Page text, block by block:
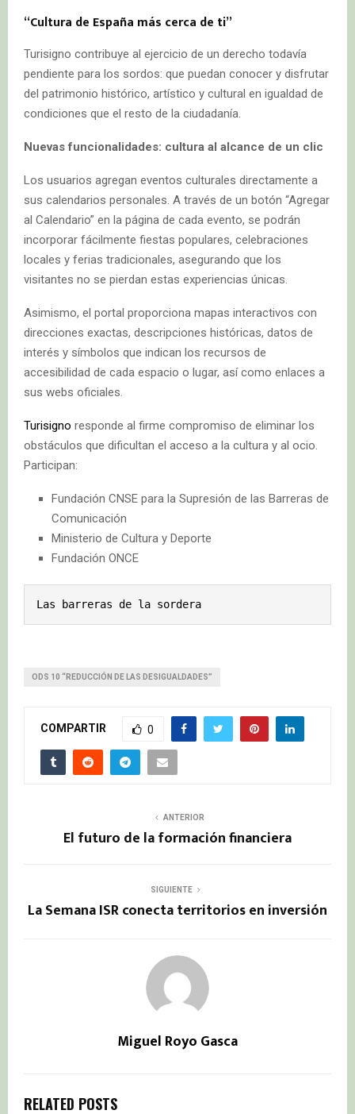
“Cultura de España más cerca de ti”
Turisigno contribuye al ejercicio de un derecho todavía
pendiente para los sordos: que puedan conocer y disfrutar
del patrimonio histórico, artístico y cultural en igualdad de
condiciones que el resto de la ciudadanía.
Nuevas funcionalidades: cultura al alcance de un clic
Los usuarios agregan eventos culturales directamente a
sus calendarios personales. A través de un botón “Agregar
al Calendario” en la página de cada evento, se podrán
incorporar fácilmente fiestas populares, celebraciones
locales y ferias tradicionales, asegurando que los
visitantes no se pierdan estas experiencias únicas.
Asimismo, el portal proporciona mapas interactivos con
direcciones exactas, descripciones históricas, datos de
interés y símbolos que indican los recursos de
accesibilidad de cada espacio o lugar, así como enlaces a
sus webs oficiales.
Turisigno responde al firme compromiso de eliminar los
obstáculos que dificultan el acceso a la cultura y al ocio.
Participan:
Fundación CNSE para la Supresión de las Barreras de
Comunicación
Ministerio de Cultura y Deporte
Fundación ONCE
Las barreras de la sordera
ODS 10 “REDUCCIÓN DE LAS DESIGUALDADES”
COMPARTIR 0
ANTERIOR
El futuro de la formación financiera
SIGUIENTE
La Semana ISR conecta territorios en inversión
Miguel Royo Gasca
RELATED POSTS